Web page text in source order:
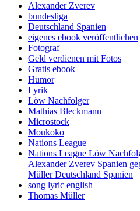
Alexander Zverev
bundesliga
Deutschland Spanien
eigenes ebook veröffentlichen
Fotograf
Geld verdienen mit Fotos
Gratis ebook
Humor
Lyrik
Löw Nachfolger
Mathias Bleckmann
Microstock
Moukoko
Nations League
Nations League Löw
Alexander Zverev Spanien
Müller Deutschland Spanien
song lyric english
Thomas Müller